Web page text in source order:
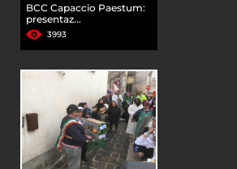
BCC Capaccio Paestum:
presentaz...
3993